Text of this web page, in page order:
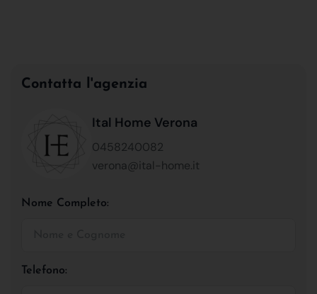
Contatta l'agenzia
Ital Home Verona
0458240082
verona@ital-home.it
Nome Completo:
Telefono: